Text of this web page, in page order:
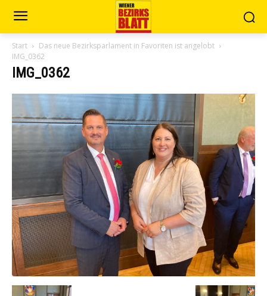
Start
Das neue Bezirksparlament in Favoriten ist angelobt
IMG_0362
IMG_0362